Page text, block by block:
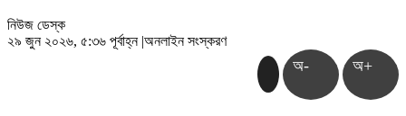
নিউজ ডেস্ক
২৯ জুন ২০২৬, ৫:৩৬ পূর্বাহ্ন |অনলাইন সংস্করণ
অ- অ+